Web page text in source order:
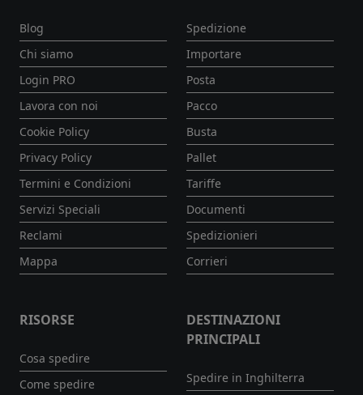
Blog
Chi siamo
Login PRO
Lavora con noi
Cookie Policy
Privacy Policy
Termini e Condizioni
Servizi Speciali
Reclami
Mappa
Spedizione
Importare
Posta
Pacco
Busta
Pallet
Tariffe
Documenti
Spedizionieri
Corrieri
RISORSE
Cosa spedire
Come spedire
DESTINAZIONI
PRINCIPALI
Spedire in Inghilterra